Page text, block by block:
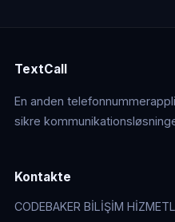
TextCall
En anden
sikre
Kontakte
CODEBAKER BİLİŞİM